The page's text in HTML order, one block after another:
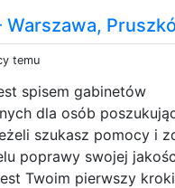
temu
spisem gabinetów
dla osób
szukasz pomocy i
poprawy swojej
Twoim pierwszy